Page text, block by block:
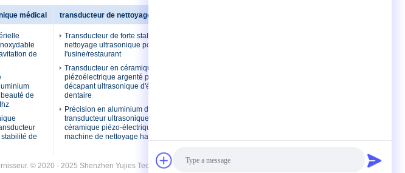
médical
de
de
de
transducteur de nettoyage ultrasonique
Transducteur de forte stabilité de
nettoyage ultrasonique pour
l'usine/restaurant
Transducteur en céramique
piézoélectrique argenté pour le
décapant ultrasonique d'écailleur
dentaire
Précision en aluminium de
transducteur ultrasonique en
céramique piézo-électrique de
machine de nettoyage haute
© 2020 - 2025 Shenzhen Yujies Technology Co., Ltd.. All Rights Reserved.